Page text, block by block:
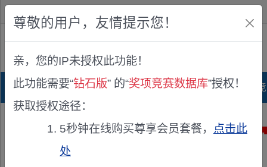
公众版
首页 科研项目库 项目指南库 奖项
尊敬的用户，友情提示您！
亲，您的IP未授权此功能！
此功能需要“钻石版” 的“奖项竞赛数据库”授权！
获取授权途径：
5秒钟在线购买尊享会员套餐， 点击此
处